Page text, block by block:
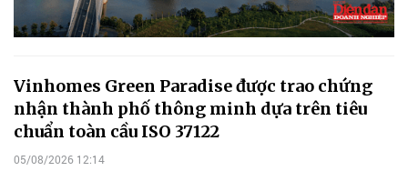
Vinhomes Green Paradise được trao chứng
nhận thành phố thông minh dựa trên tiêu
chuẩn toàn cầu ISO 37122
05/08/2026 12:14